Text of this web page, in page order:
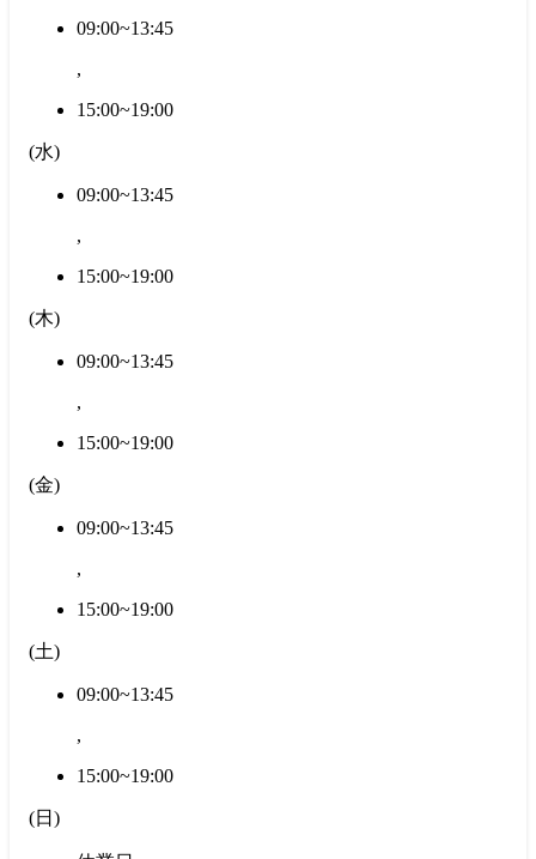
09:00~13:45
,
15:00~19:00
(水)
09:00~13:45
,
15:00~19:00
(木)
09:00~13:45
,
15:00~19:00
(金)
09:00~13:45
,
15:00~19:00
(土)
09:00~13:45
,
15:00~19:00
(日 )